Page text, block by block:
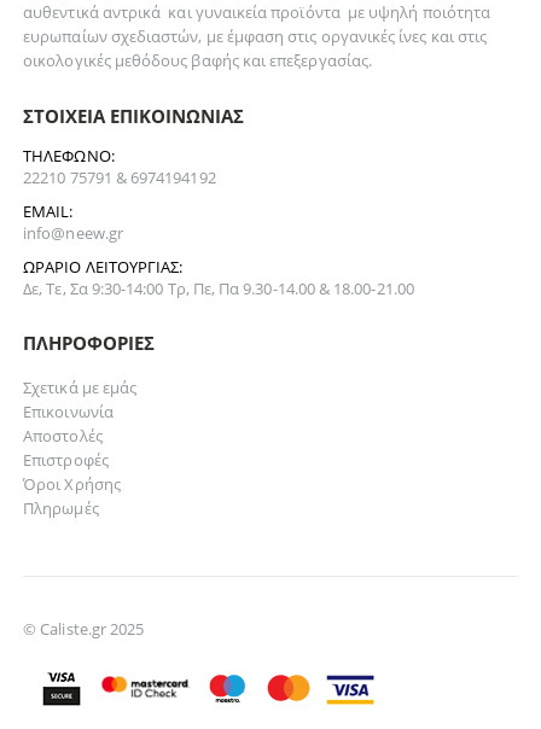
αυθεντικάαντρικά καιγυναικείαπροϊόντα με υψηλή ποιότητα
ευρωπαίων σχεδιαστών, με έμφαση στις οργανικές ίνες και στις
οικολογικές μεθόδους βαφής και επεξεργασίας.
ΣΤΟΙΧΕΊΑ ΕΠΙΚΟΙΝΩΝΊΑΣ
ΤΗΛΈΦΩΝΟ:
22210 75791 & 6974194192
EMAIL:
info@neew.gr
ΩΡΆΡΙΟ ΛΕΙΤΟΥΡΓΊΑΣ:
Δε, Τε, Σα 9:30-14:00 Τρ, Πε, Πα 9.30-14.00 & 18.00-21.00
ΠΛΗΡΟΦΟΡΊΕΣ
Σχετικά με εμάς
Επικοινωνία
Αποστολές
Επιστροφές
Όροι Χρήσης
Πληρωμές
© Caliste.gr 2025